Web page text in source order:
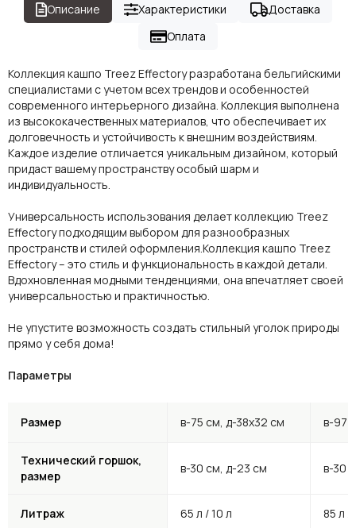
Описание Характеристики
Доставка
Оплата
Коллекция кашпо Treez Effectory разработана бельгийскими
специалистами с учетом всех трендов и особенностей
современного интерьерного дизайна. Коллекция выполнена
из высококачественных материалов, что обеспечивает их
долговечность и устойчивость к внешним воздействиям.
Каждое изделие отличается уникальным дизайном, который
придаст вашему пространству особый шарм и
индивидуальность.
Универсальность использования делает коллекцию Treez
Effectory подходящим выбором для разнообразных
пространств и стилей оформления.Коллекция кашпо Treez
Effectory – это стиль и функциональность в каждой детали.
Вдохновленная модными тенденциями, она впечатляет своей
универсальностью и практичностью.
Не упустите возможность создать стильный уголок природы
прямо у себя дома!
Параметры
Размер в-75 см, д-38х32 см в-97
Технический горшок,
размер
в-30 см, д-23 см в-30
Литраж 65 л / 10 л 85 л /